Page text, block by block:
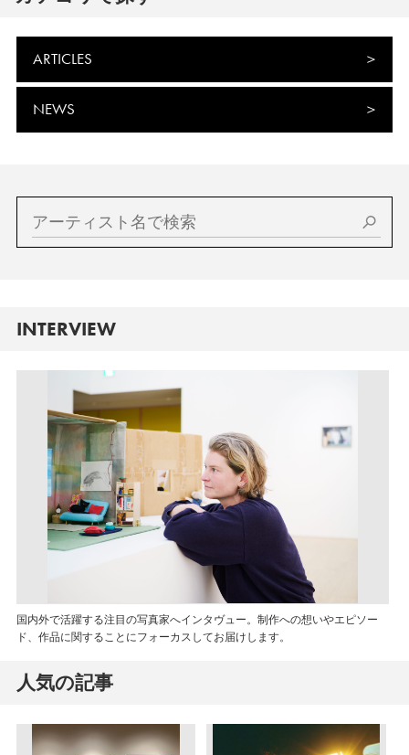
ARTICLES
NEWS
INTERVIEW
国内外で活躍する注目の写真家へインタヴュー。制作への想いやエピソー
ド、作品に関することにフォーカスしてお届けします。
人気の記事